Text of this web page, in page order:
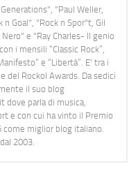
"Paul Weller,
n Goal", "Rock n Spor"t, Gil
e "Ray Charles- Il genio
i mensili “Classic Rock”,
e “Libertà”. E' tra i
del Rockol Awards. Da sedici
il suo blog
parla di musica,
e con cui ha vinto il Premio
miglior blog italiano.
2003.